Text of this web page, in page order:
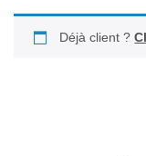
Déjà client ?